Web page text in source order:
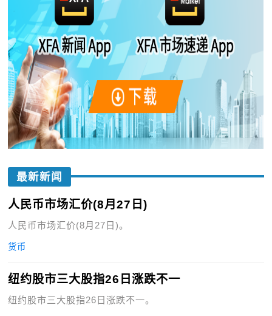
最新新闻
人民币市场汇价(8月27日)
人民币市场汇价(8月27日)。
货币
纽约股市三大股指26日涨跌不一
纽约股市三大股指26日涨跌不一。